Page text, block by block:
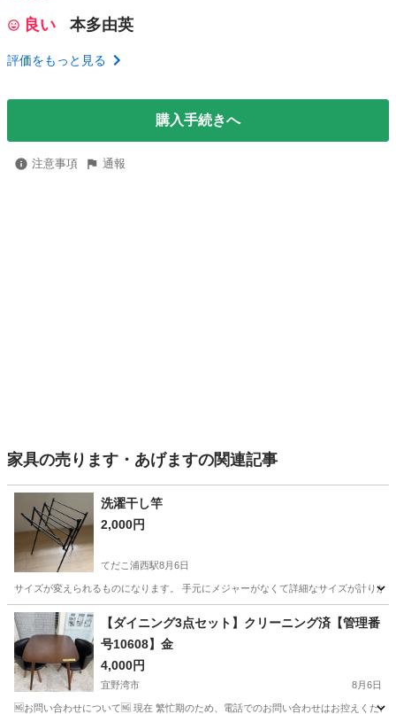
良い
本多由英
評価をもっと見る
購入手続きへ
注意事項 通報
家具の売ります・あげますの関連記事
洗濯干し竿
2,000円
てだこ浦西駅8月6日
サイズが変えられるものになります。 手元にメジャーがなくて詳細なサイズが計り
沖縄 宜野湾市 てだこ浦西駅 その他
【ダイニング3点セット】クリーニング済【管理番
号10608】金
4,000円
宜野湾市 8月6日
🆖お問い合わせについて🆖 現在 繁忙期のため、電話でのお問い合わせはお控えくだ